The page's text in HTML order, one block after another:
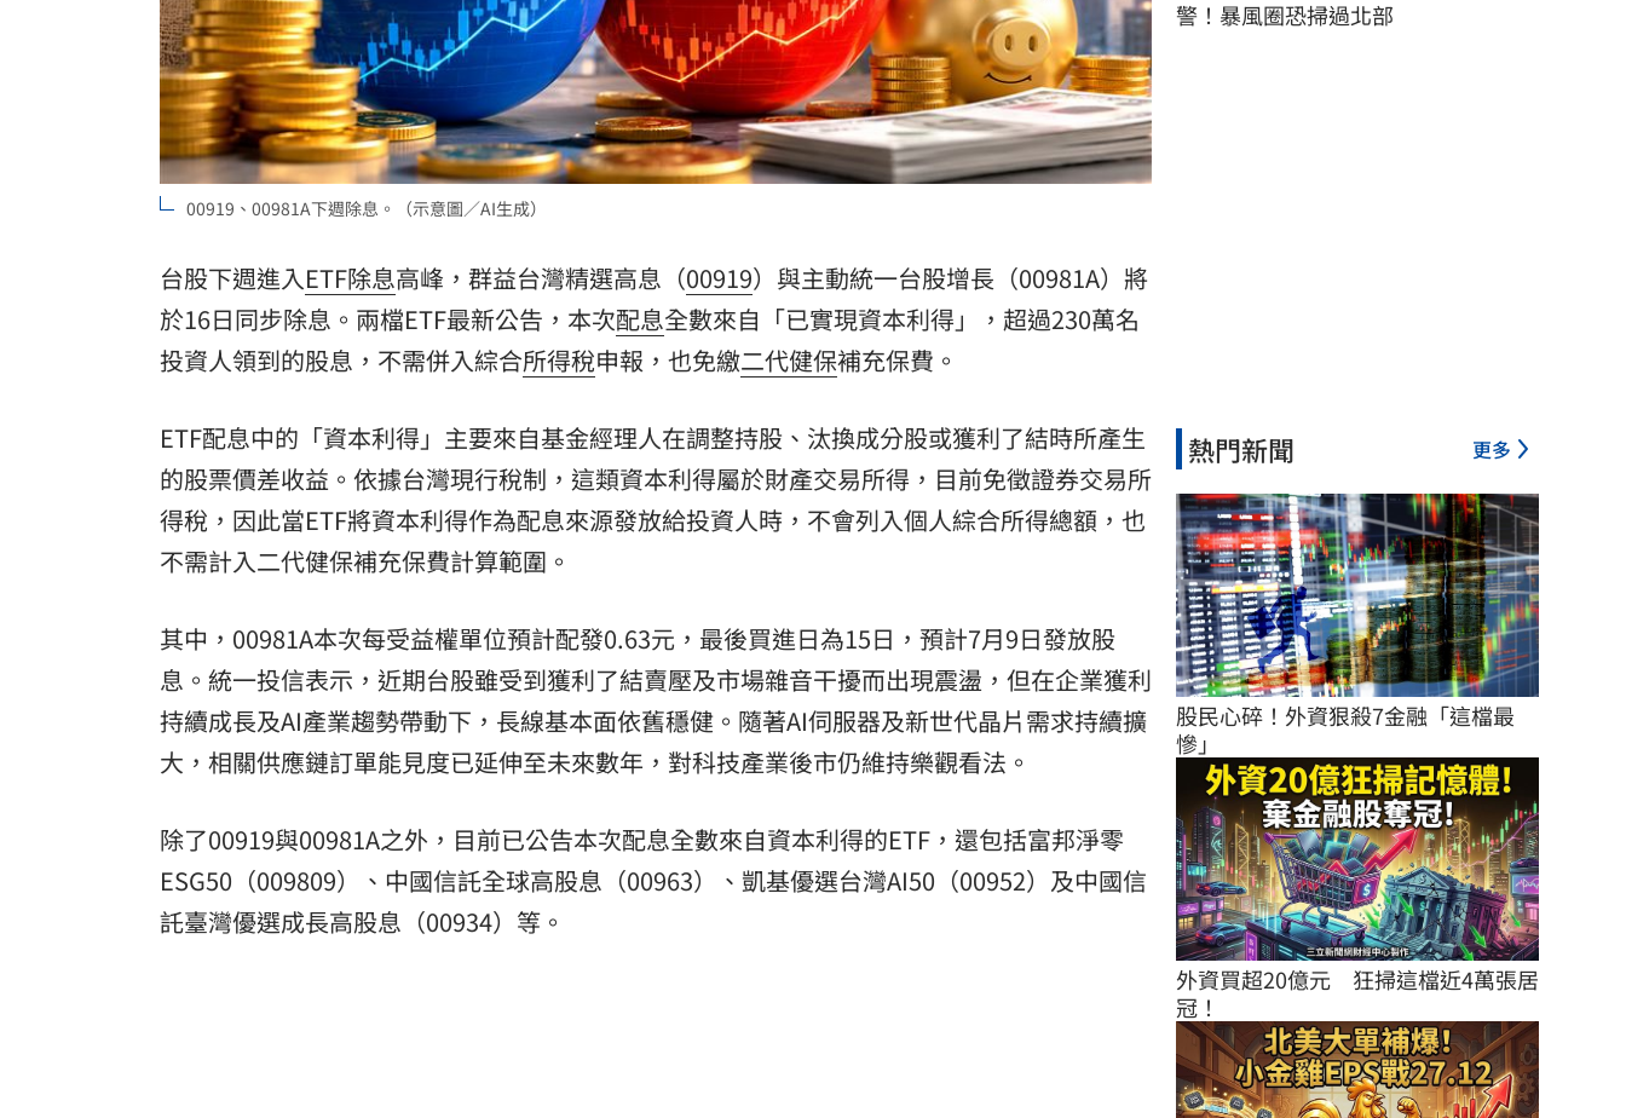
00919、00981A下週除息。（示意圖／AI生成）
台股下週進入ETF除息高峰，群益台灣精選高息（00919）與主動統一台股增長（00981A）將
於16日同步除息。兩檔ETF最新公告，本次配息全數來自「已實現資本利得」，超過230萬名
投資人領到的股息，不需併入綜合所得稅申報，也免繳二代健保補充保費。
ETF配息中的「資本利得」主要來自基金經理人在調整持股、汰換成分股或獲利了結時所產生
的股票價差收益。依據台灣現行稅制，這類資本利得屬於財產交易所得，目前免徵證券交易所
得稅，因此當ETF將資本利得作為配息來源發放給投資人時，不會列入個人綜合所得總額，也
不需計入二代健保補充保費計算範圍。
其中，00981A本次每受益權單位預計配發0.63元，最後買進日為15日，預計7月9日發放股
息。統一投信表示，近期台股雖受到獲利了結賣壓及市場雜音干擾而出現震盪，但在企業獲利
持續成長及AI產業趨勢帶動下，長線基本面依舊穩健。隨著AI伺服器及新世代晶片需求持續擴
大，相關供應鏈訂單能見度已延伸至未來數年，對科技產業後市仍維持樂觀看法。
除了00919與00981A之外，目前已公告本次配息全數來自資本利得的ETF，還包括富邦淨零
ESG50（009809）、中國信託全球高股息（00963）、凱基優選台灣AI50（00952）及中國信
託臺灣優選成長高股息（00934）等。
警！暴風圈恐掃過北部
熱門新聞 更多
股民心碎！外資狠殺7金融「這檔最
慘」
外資買超20億元　狂掃這檔近4萬張居
冠！